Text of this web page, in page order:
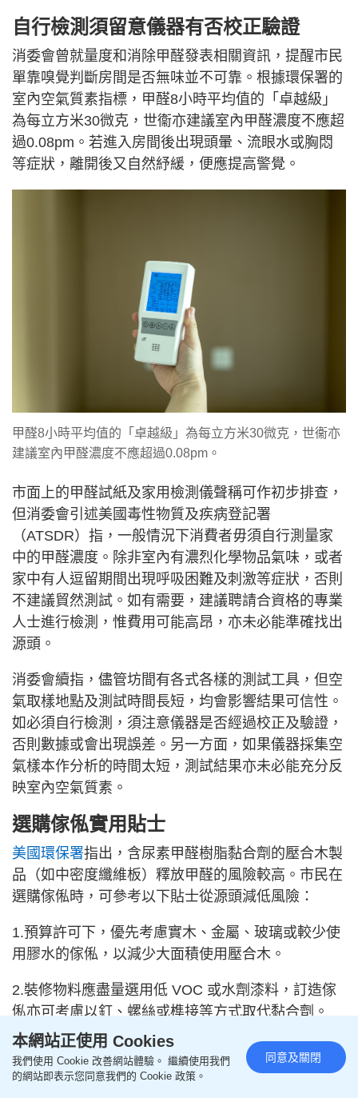
自行檢測須留意儀器有否校正驗證
消委會曾就量度和消除甲醛發表相關資訊，提醒市民
單靠嗅覺判斷房間是否無味並不可靠。根據環保署的
室內空氣質素指標，甲醛8小時平均值的「卓越級」
為每立方米30微克，世衞亦建議室內甲醛濃度不應超
過0.08pm。若進入房間後出現頭暈、流眼水或胸悶
等症狀，離開後又自然紓緩，便應提高警覺。
甲醛8小時平均值的「卓越級」為每立方米30微克，世衞亦
建議室內甲醛濃度不應超過0.08pm。
市面上的甲醛試紙及家用檢測儀聲稱可作初步排查，
但消委會引述美國毒性物質及疾病登記署
（ATSDR）指，一般情況下消費者毋須自行測量家
中的甲醛濃度。除非室內有濃烈化學物品氣味，或者
家中有人逗留期間出現呼吸困難及刺激等症狀，否則
不建議貿然測試。如有需要，建議聘請合資格的專業
人士進行檢測，惟費用可能高昂，亦未必能準確找出
源頭。
消委會續指，儘管坊間有各式各樣的測試工具，但空
氣取樣地點及測試時間長短，均會影響結果可信性。
如必須自行檢測，須注意儀器是否經過校正及驗證，
否則數據或會出現誤差。另一方面，如果儀器採集空
氣樣本作分析的時間太短，測試結果亦未必能充分反
映室內空氣質素。
選購傢俬實用貼士
美國環保署指出，含尿素甲醛樹脂黏合劑的壓合木製
品（如中密度纖維板）釋放甲醛的風險較高。市民在
選購傢俬時，可參考以下貼士從源頭減低風險：
1.預算許可下，優先考慮實木、金屬、玻璃或較少使
用膠水的傢俬，以減少大面積使用壓合木。
2.裝修物料應盡量選用低 VOC 或水劑漆料，訂造傢
俬亦可考慮以釘、螺絲或榫接等方式取代黏合劑。
3.購買板式傢俬時，應主動向銷售員查問板材及膠水
種類，並要求出示低甲醛釋放證明。
本網站正使用 Cookies
我們使用 Cookie 改善網站體驗。 繼續使用我們
的網站即表示您同意我們的 Cookie 政策。
同意及關閉